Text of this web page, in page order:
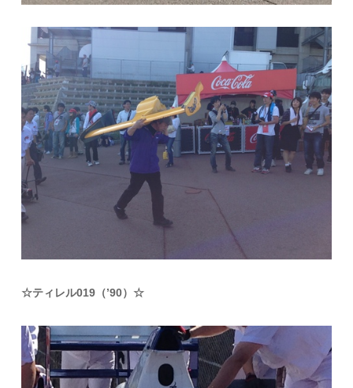
☆ティレル019（’90）☆